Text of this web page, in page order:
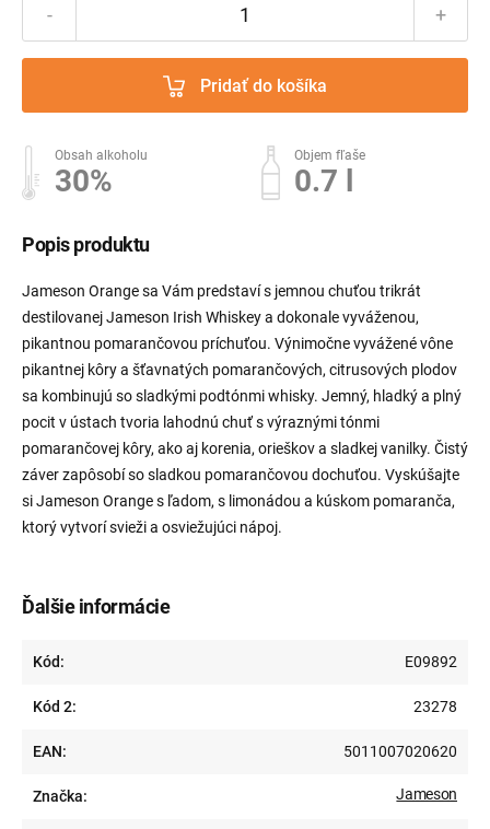
- +
Pridať do košíka
Obsah alkoholu
30%
Objem fľaše
0.7 l
Ďalšie informácie
Kód: E09892
Kód 2: 23278
EAN: 5011007020620
Značka: Jameson
Popis produktu
Jameson Orange sa Vám predstaví s jemnou chuťou trikrát
destilovanej Jameson Irish Whiskey a dokonale vyváženou,
pikantnou pomarančovou príchuťou. Výnimočne vyvážené vône
pikantnej kôry a šťavnatých pomarančových, citrusových plodov
sa kombinujú so sladkými podtónmi whisky. Jemný, hladký a plný
pocit v ústach tvoria lahodnú chuť s výraznými tónmi
pomarančovej kôry, ako aj korenia, orieškov a sladkej vanilky. Čistý
záver zapôsobí so sladkou pomarančovou dochuťou. Vyskúšajte
si Jameson Orange s ľadom, s limonádou a kúskom pomaranča,
ktorý vytvorí svieži a osviežujúci nápoj.